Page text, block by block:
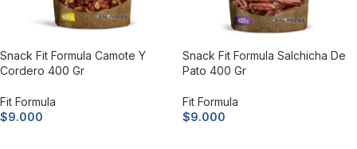
Snack Fit Formula Camote Y
Cordero 400 Gr
Fit Formula
$9.000
Snack Fit Formula Salchicha De
Pato 400 Gr
Fit Formula
$9.000